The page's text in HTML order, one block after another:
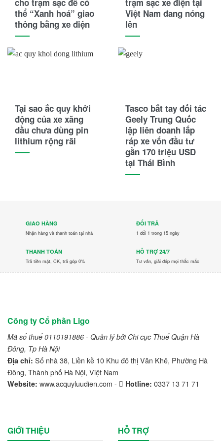
Honda
Hyster
Hyundai
JVCEco
Kings Tire
LVTong
Maxxis
Michelin
Nichiyu
Ninja
Nissan
Noblelift
Readygo
cho trạm sạc để có
thể “Xanh hoá” giao
thông bằng xe điện
trạm sạc xe điện tại
Việt Nam đang nóng
lên
Tại sao ắc quy khởi
động của xe xăng
dầu chưa dùng pin
lithium rộng rãi
Tasco bắt tay đối tác
Geely Trung Quốc
lập liên doanh lắp
ráp xe vốn đầu tư
gần 170 triệu USD
tại Thái Bình
GIAO HÀNG
Nhận hàng và thanh toán tại nhà
ĐỔI TRẢ
1 đổi 1 trong 15 ngày
THANH TOÁN
Trả tiền mặt, CK, trả góp 0%
HỖ TRỢ 24/7
Tư vấn, giải đáp mọi thắc mắc
Công ty Cổ phần Ligo
Mã số thuế 0110191886 - Quản lý bởi Chi cục Thuế Quận Hà
Đông, Tp Hà Nội
Địa chỉ: Số nhà 38, Liền kề 10 Khu đô thị Văn Khê, Phường Hà
Đông, Thành phố Hà Nội, Việt Nam
Website: www.acquyluudien.com - Hotline: 0337 13 71 71
GIỚI THIỆU HỖ TRỢ